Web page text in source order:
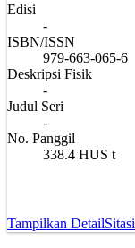
Edisi
-
ISBN/ISSN
979-663-065-6
Deskripsi Fisik
-
Judul Seri
-
No. Panggil
338.4 HUS t
Tampilkan DetailSitasi